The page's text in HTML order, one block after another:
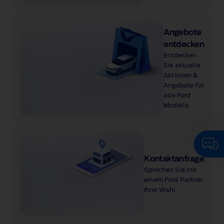
Angebote
entdecken
Entdecken
Sie aktuelle
Aktionen &
Angebote für
alle Ford
Modelle.
Kontaktanfrage
Sprechen Sie mit
einem Ford Partner
Ihrer Wahl.